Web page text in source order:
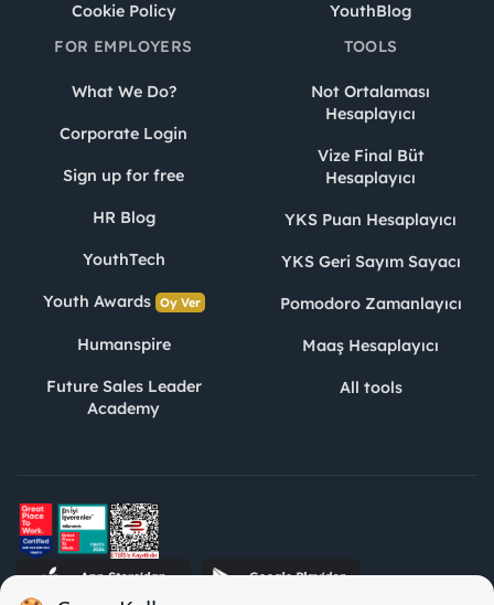
Cookie Policy
YouthBlog
FOR EMPLOYERS
What We Do?
Corporate Login
Sign up for free
HR Blog
YouthTech
Youth Awards Oy Ver
Humanspire
Future Sales Leader
Academy
TOOLS
Not Ortalaması
Hesaplayıcı
Vize Final Büt
Hesaplayıcı
YKS Puan Hesaplayıcı
YKS Geri Sayım Sayacı
Pomodoro Zamanlayıcı
Maaş Hesaplayıcı
All tools